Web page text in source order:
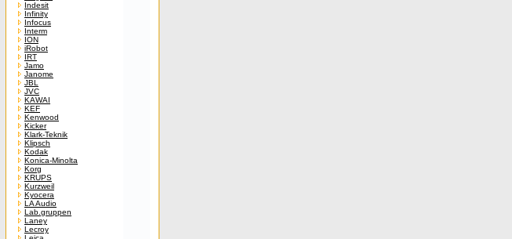
Indesit
Infinity
Infocus
Interm
ION
iRobot
IRT
Jamo
Janome
JBL
JVC
KAWAI
KEF
Kenwood
Kicker
Klark-Teknik
Klipsch
Kodak
Konica-Minolta
Korg
KRUPS
Kurzweil
Kyocera
LA Audio
Lab.gruppen
Laney
Lecroy